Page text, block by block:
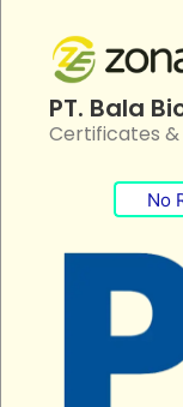
PT. Bala
Certificates
No